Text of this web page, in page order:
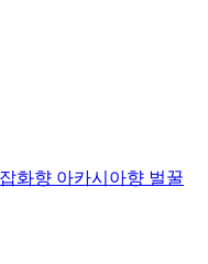
화향 아카시아향 벌꿀